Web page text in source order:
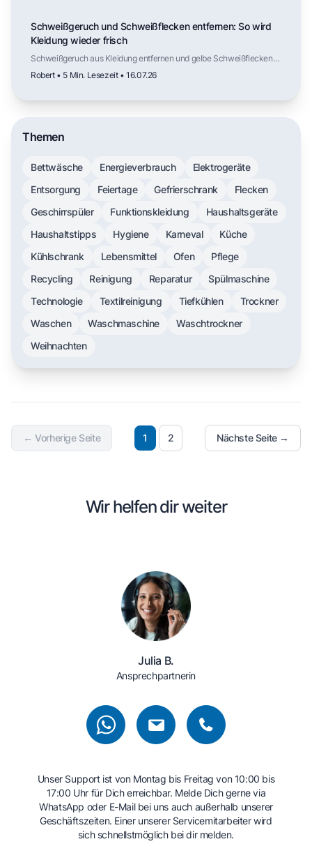
Schweißgeruch und Schweißflecken entfernen: So wird
Kleidung wieder frisch
Schweißgeruch aus Kleidung entfernen und gelbe Schweißflecken
dem richtigen Waschprogramm dauerhaft frische Kleidung erreichen.
Robert • 5 Min. Lesezeit • 16.07.26
Themen
Bettwäsche Energieverbrauch
Elektrogeräte
Entsorgung
Feiertage Gefrierschrank
Flecken
Geschirrspüler
Funktionskleidung
Haushaltsgeräte
Haushaltstipps
Hygiene Karneval
Küche
Kühlschrank
Lebensmittel Ofen
Pflege
Recycling
Reinigung Reparatur
Spülmaschine
Technologie
Textilreinigung Tiefkühlen
Trockner
Waschen
Waschmaschine
Waschtrockner
Weihnachten
← Vorherige Seite 1 2 Nächste Seite →
Wir helfen dir weiter
Julia B.
Ansprechpartnerin
Unser Support ist von Montag bis Freitag von 10:00 bis
17:00 Uhr für Dich erreichbar. Melde Dich gerne via
WhatsApp oder E-Mail bei uns auch außerhalb unserer
Geschäftszeiten. Einer unserer Servicemitarbeiter wird
sich schnellstmöglich bei dir melden.